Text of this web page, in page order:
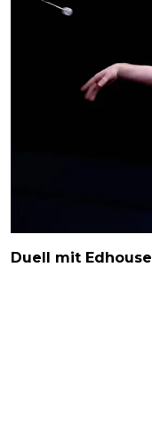
Duell mit Edhouse